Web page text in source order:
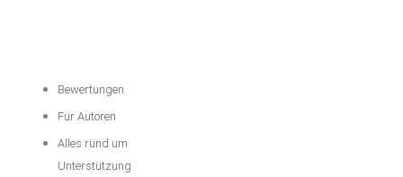
Bewertungen
Für Autoren
Alles rund um
Unterstützung